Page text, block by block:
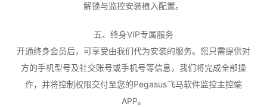
解锁与监控安装植入配置。
五、终身VIP专属服务
开通终身会员后，可享受由我们代为安装的服务。您只需提供对
方的手机型号及社交账号或手机号等信息，我们将完成全部操
作，并将控制权限交付至您的Pegasus飞马软件监控主控端
APP。